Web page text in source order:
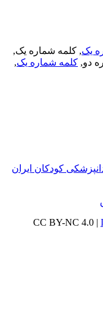
یک, کلمه شماره یک,
دو,کلمه شماره یک,
کودکان ایران